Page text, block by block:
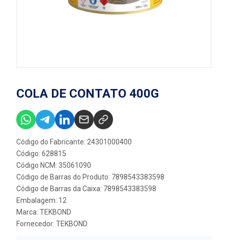
COLA DE CONTATO 400G
Código do Fabricante: 24301000400
Código: 628815
Código NCM: 35061090
Código de Barras do Produto: 7898543383598
Código de Barras da Caixa: 7898543383598
Embalagem: 12
Marca: TEKBOND
Fornecedor: TEKBOND